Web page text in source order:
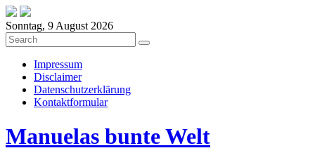
Sonntag, 9 August 2026
Impressum
Disclaimer
Datenschutzerklärung
Kontaktformular
Manuelas bunte Welt